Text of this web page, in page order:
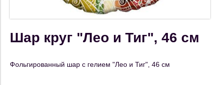
Шар круг "Лео и Тиг", 46 см
Фольгированный шар с гелием "Лео и Тиг", 46 см